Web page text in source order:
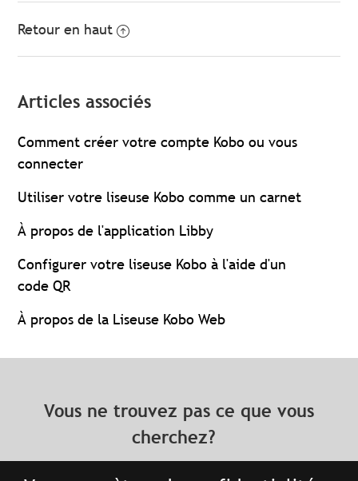
Retour en haut
Articles associés
Comment créer votre compte Kobo ou vous
connecter
Utiliser votre liseuse Kobo comme un carnet
À propos de l'application Libby
Configurer votre liseuse Kobo à l'aide d'un
code QR
À propos de la Liseuse Kobo Web
Vous ne trouvez pas ce que vous
cherchez?